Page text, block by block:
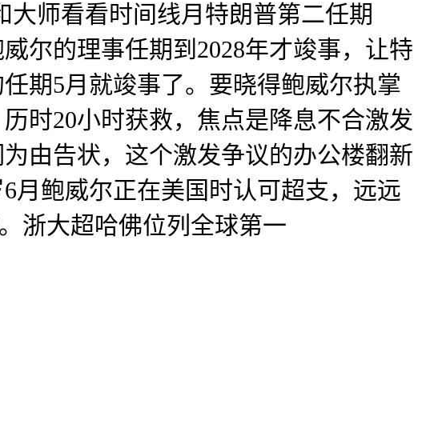
大师看看时间线月特朗普第二任期
尔的理事任期到2028年才竣事，让特
期5月就竣事了。要晓得鲍威尔执掌
时20小时获救，焦点是降息不合激发
由告状，这个激发争议的办公楼翻新
月鲍威尔正在美国时认可超支，远远
浙大超哈佛位列全球第一